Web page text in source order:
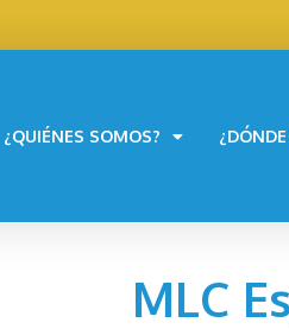
¿QUIÉNES SOMOS?
MLC